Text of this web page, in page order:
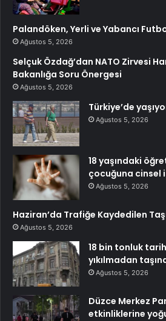
Palandöken, Yerli ve Yabancı
Ağustos 5, 2026
Selçuk Özdağ’dan NATO Zirvesi
Bakanlığa Soru Önergesi
Ağustos 5, 2026
Türkiye’de
Ağustos 5, 2026
18 yaşındaki
çocuğuna cinsel
Ağustos 5, 2026
Haziran’da Trafiğe Kaydedilen
Ağustos 5, 2026
18 bin tonluk
yıkılmadan
Ağustos 5, 2026
Düzce Merkez
etkinliklerine